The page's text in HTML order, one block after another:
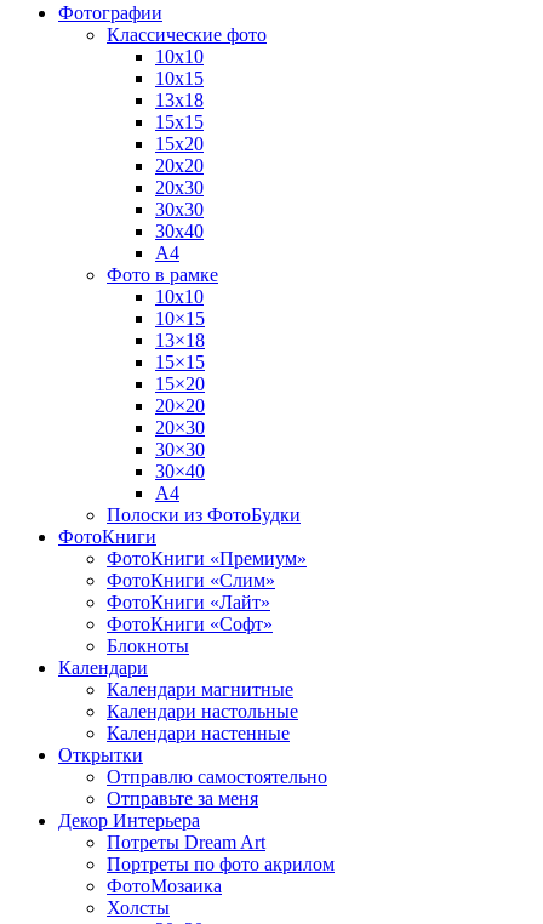
Фотографии
Классические фото
10х10
10х15
13х18
15х15
15х20
20х20
20х30
30х30
30х40
А4
Фото в рамке
10х10
10×15
13×18
15×15
15×20
20×20
20×30
30×30
30×40
A4
Полоски из ФотоБудки
ФотоКниги
ФотоКниги «Премиум»
ФотоКниги «Слим»
ФотоКниги «Лайт»
ФотоКниги «Софт»
Блокноты
Календари
Календари магнитные
Календари настольные
Календари настенные
Открытки
Отправлю самостоятельно
Отправьте за меня
Декор Интерьера
Потреты Dream Art
Портреты по фото акрилом
ФотоМозаика
Холсты